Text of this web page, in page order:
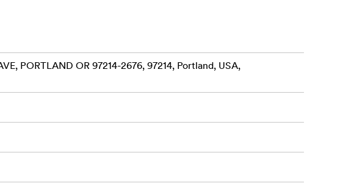
PORTLAND OR 97214-2676, 97214, Portland, USA,